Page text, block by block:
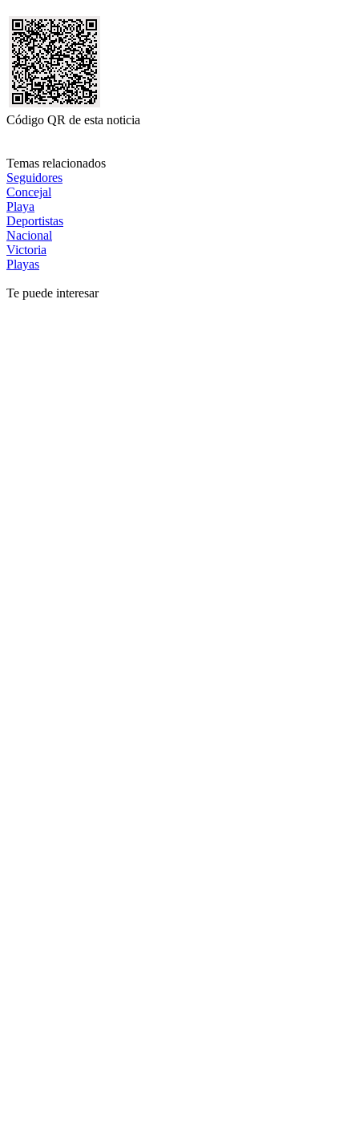
Código QR de esta noticia
Temas relacionados
Seguidores
Concejal
Playa
Deportistas
Nacional
Victoria
Playas
Te puede interesar